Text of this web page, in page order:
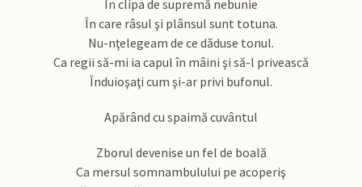
În clipa de supremă nebunie
În care râsul şi plânsul sunt totuna.
Nu-nţelegeam de ce dăduse tonul.
Ca regii să-mi ia capul în mâini şi să-l privească
Înduioşaţi cum şi-ar privi bufonul.
Apărând cu spaimă cuvântul
Zborul devenise un fel de boală
Ca mersul somnambulului pe acoperiş